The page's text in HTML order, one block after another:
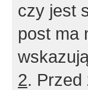
czy jest
post ma
2. Przed